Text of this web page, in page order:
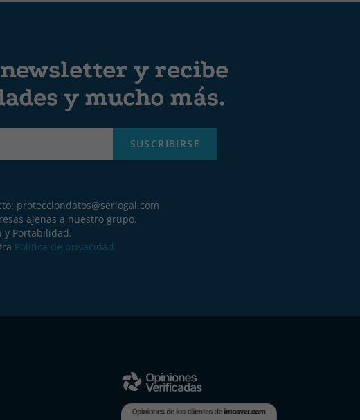
y recibe
y mucho más.
SUSCRIBIRSE
protecciondatos@serlogal.com
ajenas a nuestro grupo.
y Portabilidad.
Política de privacidad